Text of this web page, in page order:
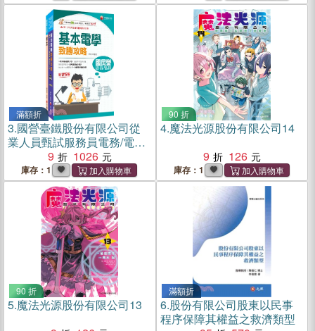
滿額折
3.國營臺鐵股份有限公司從
業人員甄試服務員電務/電力/
電機課文版套書（共二冊）
9 1026
庫存：1
90 折
4.魔法光源股份有限公司14
9
126
庫存：1
90 折
5.魔法光源股份有限公司13
滿額折
6.股份有限公司股東以民事
程序保障其權益之救濟類型